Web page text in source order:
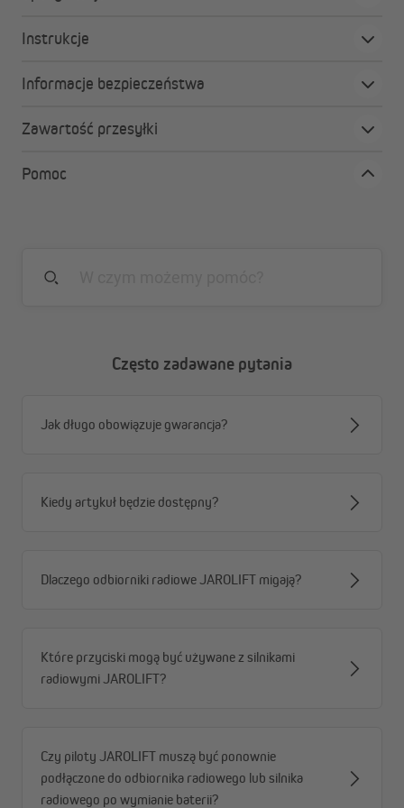
kanałowy, a także 4-kanałowy z timerem. Liczba kanałów
Instrukcje
Informacje bezpieczeństwa
Zawartość przesyłki
Pomoc
Często zadawane pytania
Jak długo obowiązuje gwarancja?
Kiedy artykuł będzie dostępny?
Dlaczego odbiorniki radiowe JAROLIFT migają?
Które przyciski mogą być używane z silnikami
radiowymi JAROLIFT?
Czy piloty JAROLIFT muszą być ponownie
podłączone do odbiornika radiowego lub silnika
radiowego po wymianie baterii?